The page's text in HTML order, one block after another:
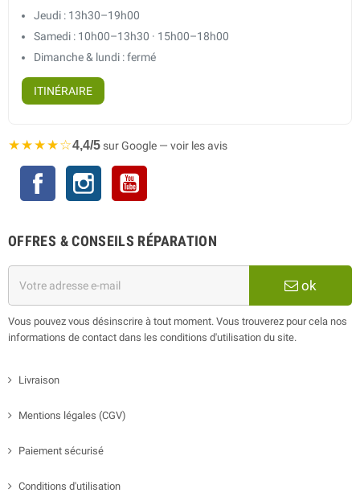
Jeudi : 13h30–19h00
Samedi : 10h00–13h30 · 15h00–18h00
Dimanche & lundi : fermé
ITINÉRAIRE
★★★★☆4,4/5sur Google — voir les avis
Facebook Instagram
OFFRES & CONSEILS RÉPARATION
ok
Vous pouvez vous désinscrire à tout moment. Vous trouverez pour cela nos
informations de contact dans les conditions d'utilisation du site.
Livraison
Mentions légales (CGV)
Paiement sécurisé
Conditions d'utilisation